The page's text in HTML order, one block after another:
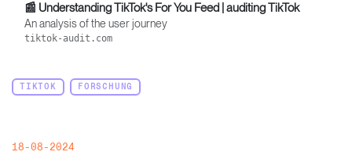
📰 Understanding TikTok's For You Feed | auditing TikTok
An analysis of the user journey
tiktok-audit.com
TIKTOK FORSCHUNG
18-08-2024